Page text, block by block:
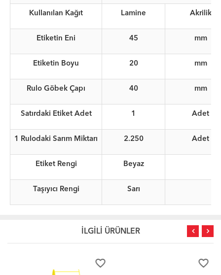
Kullanılan Kağıt Lamine Akrilik
Etiketin Eni 45 mm
Etiketin Boyu 20 mm
Rulo Göbek Çapı 40 mm
Satırdaki Etiket Adet 1 Adet
1 Rulodaki Sarım Miktarı 2.250 Adet
Etiket Rengi Beyaz
Taşıyıcı Rengi Sarı
İLGİLİ ÜRÜNLER
favorite_border favorite_border